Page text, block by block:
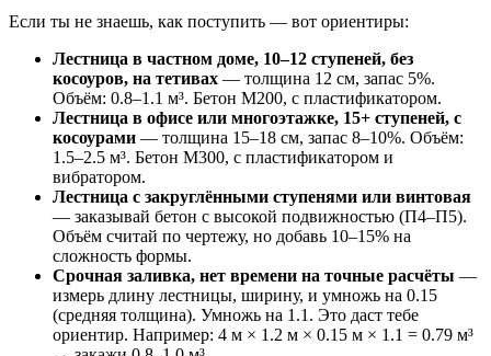
Если ты не знаешь, как поступить — вот ориентиры:
Лестница в частном доме, 10–12 ступеней, без
косоуров, на тетивах — толщина 12 см, запас 5%.
Объём: 0.8–1.1 м³. Бетон М200, с пластификатором.
Лестница в офисе или многоэтажке, 15+ ступеней, с
косоурами — толщина 15–18 см, запас 8–10%. Объём:
1.5–2.5 м³. Бетон М300, с пластификатором и
вибратором.
Лестница с закруглёнными ступенями или винтовая
— заказывай бетон с высокой подвижностью (П4–П5).
Объём считай по чертежу, но добавь 10–15% на
сложность формы.
Срочная заливка, нет времени на точные расчёты —
измерь длину лестницы, ширину, и умножь на 0.15
(средняя толщина). Умножь на 1.1. Это даст тебе
ориентир. Например: 4 м × 1.2 м × 0.15 м × 1.1 = 0.79 м³